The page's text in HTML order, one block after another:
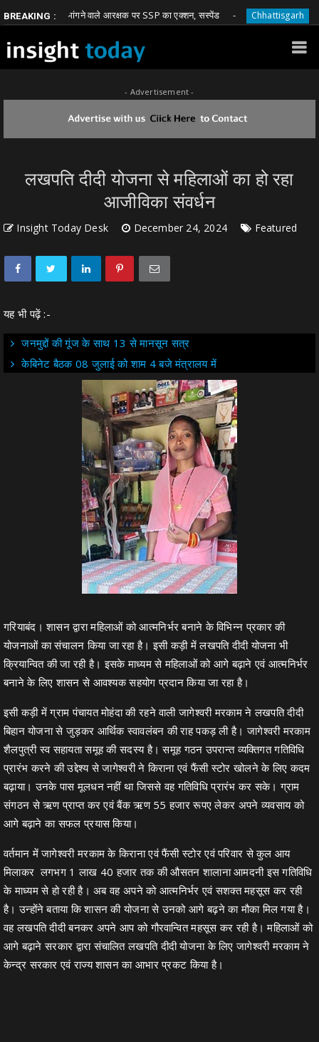
BREAKING :
घूस मांगने वाले आरक्षक पर SSP का एक्शन, सस्पेंड Chhattisgarh बेटा-बहू
- Advertisement -
लखपति दीदी योजना से महिलाओं का हो रहा
आजीविका संवर्धन
Insight Today Desk December 24, 2024 Featured
यह भी पढ़ें :-
जनमुद्दों की गूंज के साथ 13 से मानसून सत्र
केबिनेट बैठक 08 जुलाई को शाम 4 बजे मंत्रालय में
गरियाबंद। शासन द्वारा महिलाओं को आत्मनिर्भर बनाने के विभिन्न प्रकार की
योजनाओं का संचालन किया जा रहा है। इसी कड़ी में लखपति दीदी योजना भी
क्रियान्वित की जा रही है। इसके माध्यम से महिलाओं को आगे बढ़ाने एवं आत्मनिर्भर
बनाने के लिए शासन से आवश्यक सहयोग प्रदान किया जा रहा है।
इसी कड़ी में ग्राम पंचायत मोहंदा की रहने वाली जागेश्वरी मरकाम ने लखपति दीदी
बिहान योजना से जुड़कर आर्थिक स्वावलंबन की राह पकड़ ली है। जागेश्वरी मरकाम
शैलपुत्री स्व सहायता समूह की सदस्य है। समूह गठन उपरान्त व्यक्तिगत गतिविधि
प्रारंभ करने की उद्देश्य से जागेश्वरी ने किराना एवं फैंसी स्टोर खोलने के लिए कदम
बढ़ाया। उनके पास मूलधन नहीं था जिससे वह गतिविधि प्रारंभ कर सके। ग्राम
संगठन से ऋण प्राप्त कर एवं बैंक ऋण 55 हजार रूपए लेकर अपने व्यवसाय को
आगे बढ़ाने का सफल प्रयास किया।
वर्तमान में जागेश्वरी मरकाम के किराना एवं फैंसी स्टोर एवं परिवार से कुल आय
मिलाकर लगभग 1 लाख 40 हजार तक की औसतन शालाना आमदनी इस गतिविधि
के माध्यम से हो रही है। अब वह अपने को आत्मनिर्भर एवं सशक्त महसूस कर रही
है। उन्होंने बताया कि शासन की योजना से उनको आगे बढ़ने का मौका मिल गया है।
वह लखपति दीदी बनकर अपने आप को गौरवान्वित महसूस कर रही है। महिलाओं को
आगे बढ़ाने सरकार द्वारा संचालित लखपति दीदी योजना के लिए जागेश्वरी मरकाम ने
केन्द्र सरकार एवं राज्य शासन का आभार प्रकट किया है।